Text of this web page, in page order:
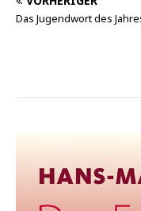
Das Jugendwort des